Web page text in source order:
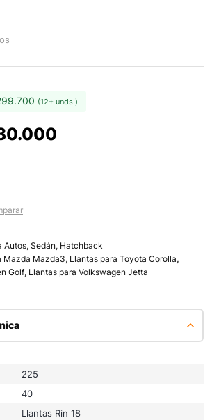
(12+ unds.)
Autos, Sedán, Hatchback
Mazda Mazda3, Llantas para Toyota Corolla,
Golf, Llantas para Volkswagen Jetta
225
40
Llantas Rin 18